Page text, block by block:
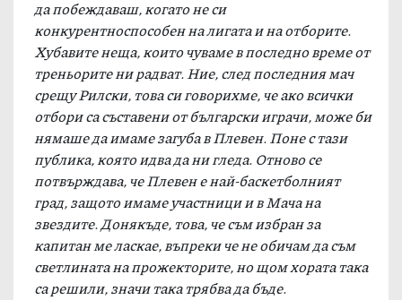
да побеждаваш, когато не си
конкурентноспособен на лигата и на отборите.
Хубавите неща, които чуваме в последно време от
треньорите ни радват. Ние, след последния мач
срещу Рилски, това си говорихме, че ако всички
отбори са съставени от български играчи, може би
нямаше да имаме загуба в Плевен. Поне с тази
публика, която идва да ни гледа. Отново се
потвърждава, че Плевен е най-баскетболният
град, защото имаме участници и в Мача на
звездите. Донякъде, това, че съм избран за
капитан ме ласкае, въпреки че не обичам да съм
светлината на прожекторите, но щом хората така
са решили, значи така трябва да бъде.